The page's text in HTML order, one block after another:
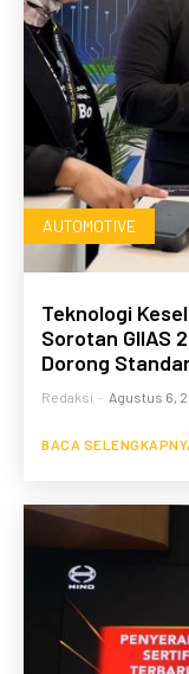
AUTOMOTIVE
Teknologi
Sorotan GIIAS
Dorong
Redaksi - Agustus 6,
BACA